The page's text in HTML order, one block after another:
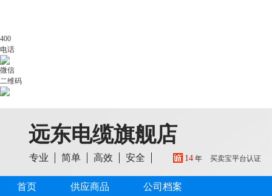
400
电话
微信
二维码
远东电缆旗舰店
专业 简单 高效 安全 14 年 买卖宝平台认证
首页 供应商品 公司档案